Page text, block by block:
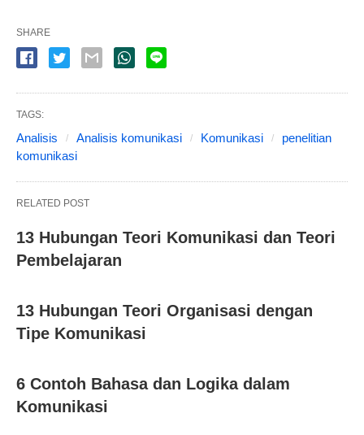
SHARE
TAGS:
Analisis Analisis komunikasi Komunikasi
penelitian
komunikasi
RELATED POST
13 Hubungan Teori Komunikasi dan Teori
Pembelajaran
13 Hubungan Teori Organisasi dengan
Tipe Komunikasi
6 Contoh Bahasa dan Logika dalam
Komunikasi